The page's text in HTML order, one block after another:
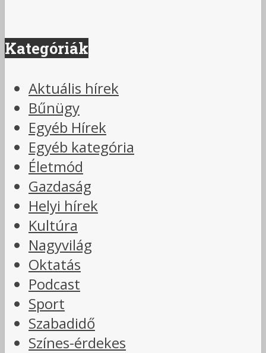
Kategóriák
Aktuális hírek
Bűnügy
Egyéb Hírek
Egyéb kategória
Életmód
Gazdaság
Helyi hírek
Kultúra
Nagyvilág
Oktatás
Podcast
Sport
Szabadidő
Színes-érdekes